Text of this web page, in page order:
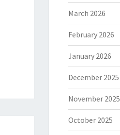
March 2026
February 2026
January 2026
December 2025
November 2025
October 2025